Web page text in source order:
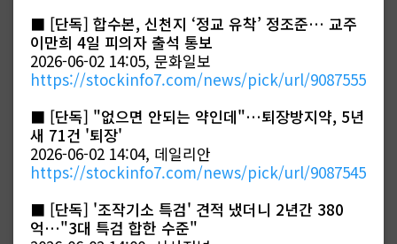
■ [단독] 합수본, 신천지 ‘정교 유착’ 정조준… 교주
이만희 4일 피의자 출석 통보
2026-06-02 14:05, 문화일보
https://stockinfo7.com/news/pick/url/9087555
■ [단독] "없으면 안되는 약인데"…퇴장방지약, 5년
새 71건 '퇴장'
2026-06-02 14:04, 데일리안
https://stockinfo7.com/news/pick/url/9087545
■ [단독] '조작기소 특검' 견적 냈더니 2년간 380
억…"3대 특검 합한 수준"